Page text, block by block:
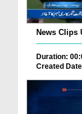
News Clips
Duration:
Created